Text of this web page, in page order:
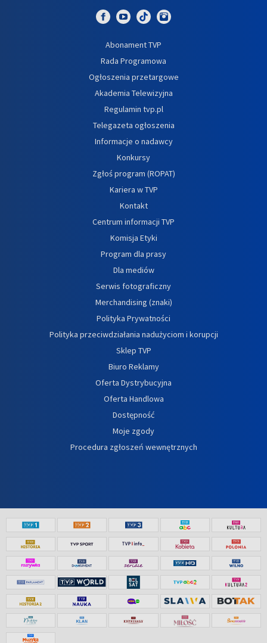
Abonament TVP
Rada Programowa
Ogłoszenia przetargowe
Akademia Telewizyjna
Regulamin tvp.pl
Telegazeta ogłoszenia
Informacje o nadawcy
Konkursy
Zgłoś program (ROPAT)
Kariera w TVP
Kontakt
Centrum informacji TVP
Komisja Etyki
Program dla prasy
Dla mediów
Serwis fotograficzny
Merchandising (znaki)
Polityka Prywatności
Polityka przeciwdziałania nadużyciom i korupcji
Sklep TVP
Biuro Reklamy
Oferta Dystrybucyjna
Oferta Handlowa
Dostępność
Moje zgody
Procedura zgłoszeń wewnętrznych